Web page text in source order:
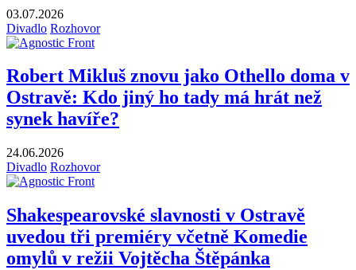
03.07.2026
Divadlo Rozhovor
Robert Mikluš znovu jako Othello doma v
Ostravě: Kdo jiný ho tady má hrát než
synek havíře?
24.06.2026
Divadlo Rozhovor
Shakespearovské slavnosti v Ostravě
uvedou tři premiéry včetně Komedie
omylů v režii Vojtěcha Štěpánka